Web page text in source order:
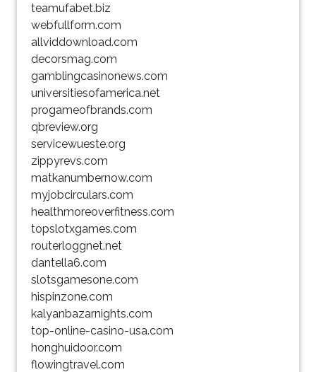
teamufabet.biz
webfullform.com
allviddownload.com
decorsmag.com
gamblingcasinonews.com
universitiesofamerica.net
progameofbrands.com
qbreview.org
servicewueste.org
zippyrevs.com
matkanumbernow.com
myjobcirculars.com
healthmoreoverfitness.com
topslotxgames.com
routerloggnet.net
dantella6.com
slotsgamesone.com
hispinzone.com
kalyanbazarnights.com
top-online-casino-usa.com
honghuidoor.com
flowingtravel.com